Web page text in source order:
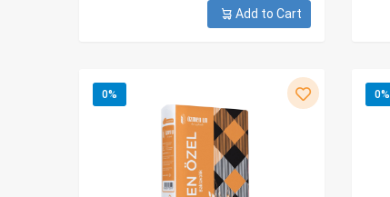
Add to Cart
0% 0%